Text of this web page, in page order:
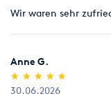
Wir waren sehr
Anne G.
(*)
★
★
(*) ★
★
(*) ★
★
(*) ★
★
(*) ★
★
30.06.2026